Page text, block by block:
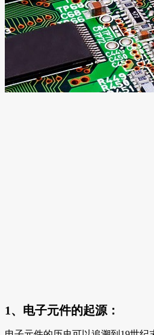
1、电子元件的起源：